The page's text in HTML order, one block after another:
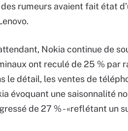
rumeurs avaient fait état
Nokia continue de
ont reculé de 25 % par
le détail, les ventes de
évoquant une saisonnalité
de 27 % - «reflétant un